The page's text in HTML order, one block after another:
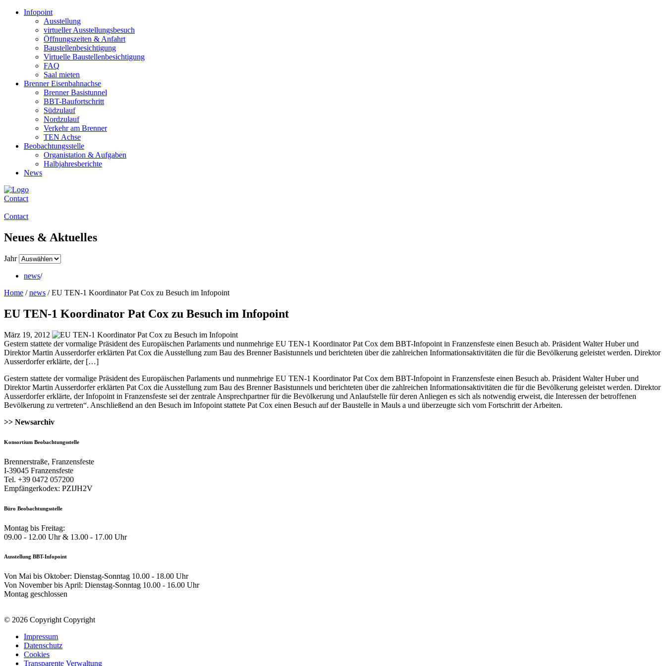
Infopoint
Ausstellung
virtueller Ausstellungsbesuch
Öffnungszeiten & Anfahrt
Baustellenbesichtigung
Virtuelle Baustellenbesichtigung
FAQ
Saal mieten
Brenner Eisenbahnachse
Brenner Basistunnel
BBT-Baufortschritt
Südzulauf
Nordzulauf
Verkehr am Brenner
TEN Achse
Beobachtungsstelle
Organistation & Aufgaben
Halbjahresberichte
News
Contact
Contact
Neues & Aktuelles
Jahr
news/
Home /news /EU TEN-1 Koordinator Pat Cox zu Besuch im Infopoint
EU TEN-1 Koordinator Pat Cox zu Besuch im Infopoint
März 19, 2012
Gestern stattete der vormalige Präsident des Europäischen Parlaments und nunmehrige EU TEN-1 Koordinator Pat Cox dem BBT-Infopoint in Franzensfeste einen Besuch ab. Präsident Walter Huber und
Direktor Martin Ausserdorfer erklärten Pat Cox die Ausstellung zum Bau des Brenner Basistunnels und berichteten über die zahlreichen Informationsaktivitäten die für die Bevölkerung geleistet werden. Direktor
Ausserdorfer erklärte, der […]
Gestern stattete der vormalige Präsident des Europäischen Parlaments und nunmehrige EU TEN-1 Koordinator Pat Cox dem BBT-Infopoint in Franzensfeste einen Besuch ab. Präsident Walter Huber und
Direktor Martin Ausserdorfer erklärten Pat Cox die Ausstellung zum Bau des Brenner Basistunnels und berichteten über die zahlreichen Informationsaktivitäten die für die Bevölkerung geleistet werden. Direktor
Ausserdorfer erklärte, der Infopoint in Franzensfeste sei der zentrale Ansprechpartner für die Bevölkerung und Anlaufstelle für deren Anliegen es sich als notwendig erweist, die Interessen der betroffenen
Bevölkerung zu vertreten“. Anschließend an den Besuch im Infopoint stattete Pat Cox einen Besuch auf der Baustelle in Mauls a und überzeugte sich vom Fortschritt der Arbeiten.
>> Newsarchiv
Konsortium Beobachtungsstelle
Brennerstraße, Franzensfeste
I-39045 Franzensfeste
Tel. +39 0472 057200
Empfängerkodex: PZIJH2V
Büro Beobachtungsstelle
Montag bis Freitag:
09.00 - 12.00 Uhr & 13.00 - 17.00 Uhr
Ausstellung BBT-Infopoint
Von Mai bis Oktober: Dienstag-Sonntag 10.00 - 18.00 Uhr
Von November bis April: Dienstag-Sonntag 10.00 - 16.00 Uhr
Montag geschlossen
© 2026 Copyright Copyright
Impressum
Datenschutz
Cookies
Transparente Verwaltung